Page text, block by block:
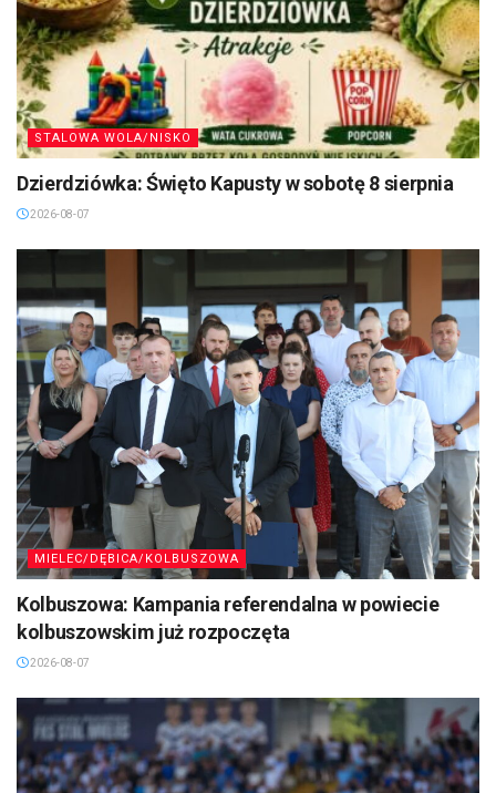
STALOWA WOLA/NISKO
Dzierdziówka: Święto Kapusty w sobotę 8 sierpnia
2026-08-07
MIELEC/DĘBICA/KOLBUSZOWA
Kolbuszowa: Kampania referendalna w powiecie
kolbuszowskim już rozpoczęta
2026-08-07